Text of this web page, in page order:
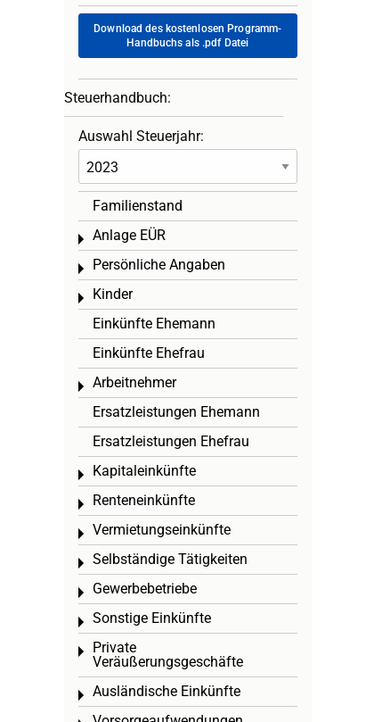
Download des kostenlosen Programm-
Handbuchs als .pdf Datei
Steuerhandbuch:
Auswahl Steuerjahr:
Familienstand
Anlage EÜR
Toggle menu
Persönliche Angaben
Toggle menu
Kinder
Toggle menu
Einkünfte Ehemann
Einkünfte Ehefrau
Arbeitnehmer
Toggle menu
Ersatzleistungen Ehemann
Ersatzleistungen Ehefrau
Kapitaleinkünfte
Toggle menu
Renteneinkünfte
Toggle menu
Vermietungseinkünfte
Toggle menu
Selbständige Tätigkeiten
Toggle menu
Gewerbebetriebe
Toggle menu
Sonstige Einkünfte
Toggle menu
Private
Veräußerungsgeschäfte
Toggle menu
Ausländische Einkünfte
Toggle menu